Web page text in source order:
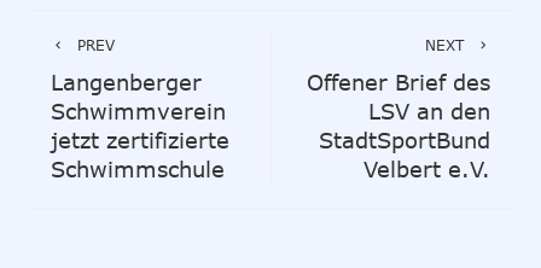
PREV
Langenberger
Schwimmverein
jetzt zertifizierte
Schwimmschule
NEXT
Offener Brief des
LSV an den
StadtSportBund
Velbert e.V.